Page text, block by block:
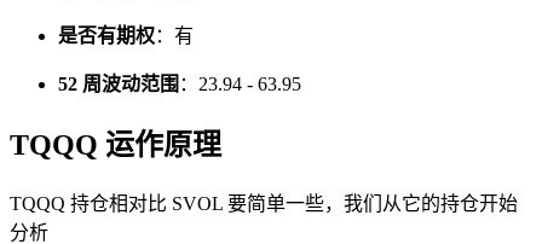
是否有期权：有
52 周波动范围 ：23.94 - 63.95
TQQQ 运作原理
TQQQ 持仓相对比 SVOL 要简单一些，我们从它的持仓开始
分析